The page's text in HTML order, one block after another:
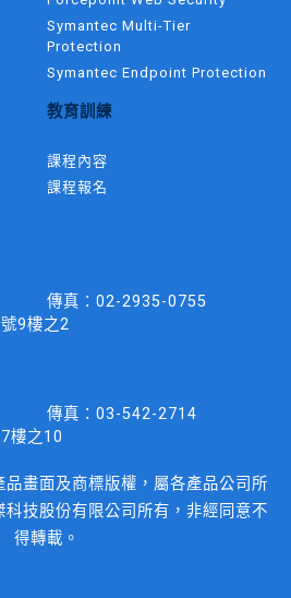
Symantec Multi-Tier
Protection
Symantec Endpoint Protection
教育訓練
課程內容
課程報名
傳真： 02-2935-0755
9樓之2
傳真： 03-542-2714
樓之10
畫面及商標版權，屬各產品公司所
技股份有限公司所有，非經同意不
得轉載。